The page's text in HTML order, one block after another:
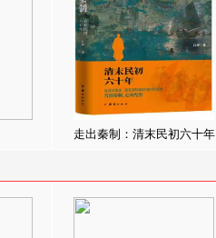
走出秦制：清末民初六十年